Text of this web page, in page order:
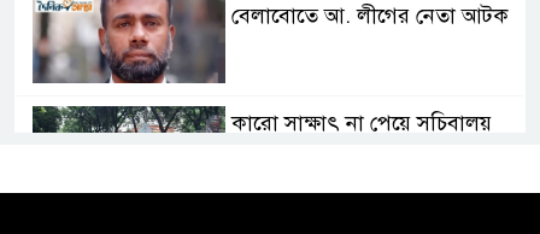
বেলাবোতে আ. লীগের নেতা আটক
কারো সাক্ষাৎ না পেয়ে সচিবালয়